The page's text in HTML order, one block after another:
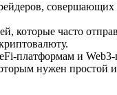
совершающих
которые часто
платформам и
нужен простой